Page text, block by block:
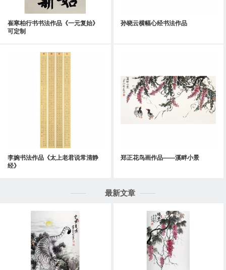
崔寒柏行书书法作品《一元复始》
可定制
孙晓云横幅心经书法作品
李婉书法作品《太上老君说常清静
经》
郑正花鸟画作品——溪畔小景
最新文章